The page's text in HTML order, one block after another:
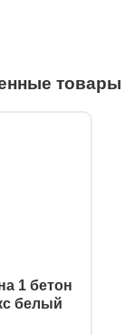
товары
1 бетон
белый